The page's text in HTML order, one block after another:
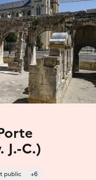
J.-C.)
public +6